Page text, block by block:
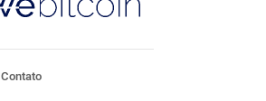
Contato